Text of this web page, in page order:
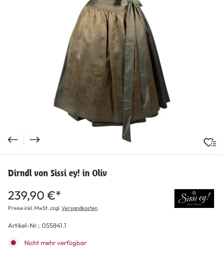
Dirndl von Sissi ey! in Oliv
239,90 €*
Preise inkl. MwSt. zzgl.Versandkosten
Artikel-Nr.: 055841.1
Nicht mehr verfügbar